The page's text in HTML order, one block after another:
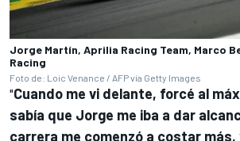
Jorge Martín, Aprilia Racing Team, Marco
Racing
Foto de: Loic Venance / AFP via Getty Images
"Cuando me vi delante, forcé al
sabía que Jorge me iba a dar
carrera me comenzó a costar más,